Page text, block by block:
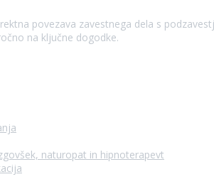
povezava zavestnega dela s
na ključne dogodke.
naturopat in hipnoterapevt